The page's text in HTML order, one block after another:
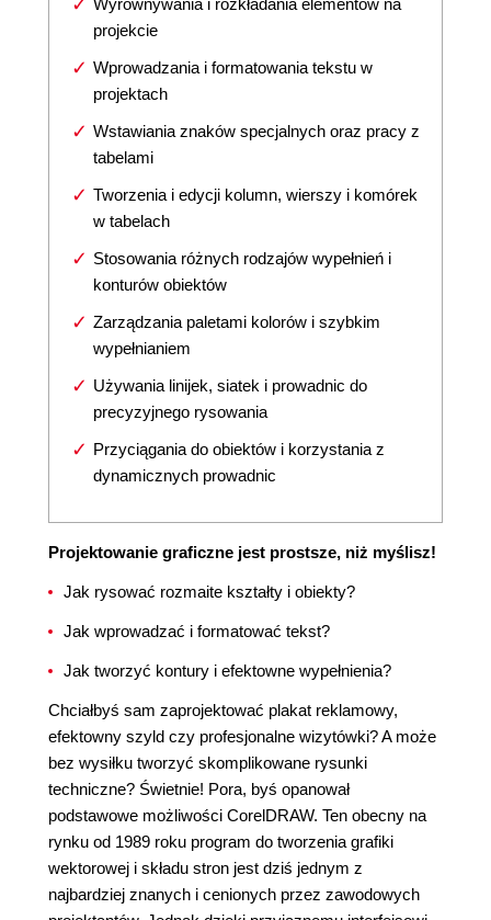
Wyrównywania i rozkładania elementów na
projekcie
Wprowadzania i formatowania tekstu w
projektach
Wstawiania znaków specjalnych oraz pracy z
tabelami
Tworzenia i edycji kolumn, wierszy i komórek
w tabelach
Stosowania różnych rodzajów wypełnień i
konturów obiektów
Zarządzania paletami kolorów i szybkim
wypełnianiem
Używania linijek, siatek i prowadnic do
precyzyjnego rysowania
Przyciągania do obiektów i korzystania z
dynamicznych prowadnic
Projektowanie graficzne jest prostsze, niż myślisz!
Jak rysować rozmaite kształty i obiekty?
Jak wprowadzać i formatować tekst?
Jak tworzyć kontury i efektowne wypełnienia?
Chciałbyś sam zaprojektować plakat reklamowy,
efektowny szyld czy profesjonalne wizytówki? A może
bez wysiłku tworzyć skomplikowane rysunki
techniczne? Świetnie! Pora, byś opanował
podstawowe możliwości CorelDRAW. Ten obecny na
rynku od 1989 roku program do tworzenia grafiki
wektorowej i składu stron jest dziś jednym z
najbardziej znanych i cenionych przez zawodowych